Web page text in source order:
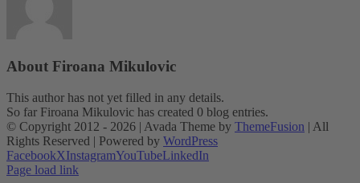
About Firoana Mikulovic
This author has not yet filled in any details.
So far Firoana Mikulovic has created 0 blog entries.
© Copyright 2012 - 2026 | Avada Theme by ThemeFusion | All
Rights Reserved | Powered by WordPress
FacebookXInstagramYouTubeLinkedIn
Page load link